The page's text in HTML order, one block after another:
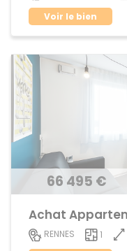
Voir le bien
66 495 €
RENNES 1